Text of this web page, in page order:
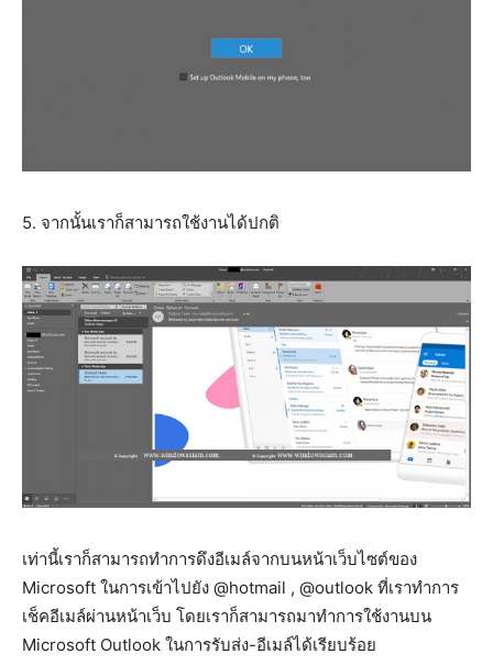
5. จากนั้นเราก็สามารถใช้งานได้ปกติ
เท่านี้เราก็สามารถทำการดึงอีเมล์จากบนหน้าเว็บไซต์ของ
Microsoft ในการเข้าไปยัง @hotmail , @outlook ที่เราทำการ
เช็คอีเมล์ผ่านหน้าเว็บ โดยเราก็สามารถมาทำการใช้งานบน
Microsoft Outlook ในการรับส่ง-อีเมล์ได้เรียบร้อย